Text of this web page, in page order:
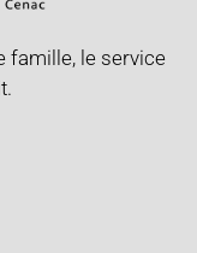
famille, le service